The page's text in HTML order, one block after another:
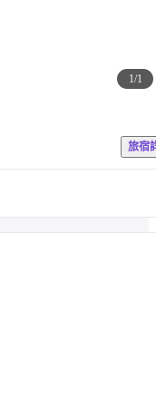
1/1
旅宿